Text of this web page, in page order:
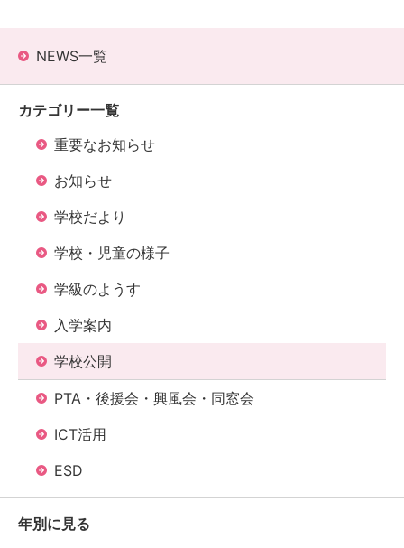
NEWS一覧
カテゴリー一覧
重要なお知らせ
お知らせ
学校だより
学校・児童の様子
学級のようす
入学案内
学校公開
PTA・後援会・興風会・同窓会
ICT活用
ESD
年別に見る